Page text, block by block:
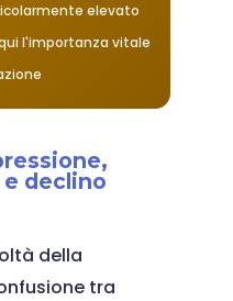
elevato
l'importanza vitale
declino
della
tra